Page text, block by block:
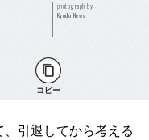
photograph by
Kyodo News
コピー
、引退してから考える